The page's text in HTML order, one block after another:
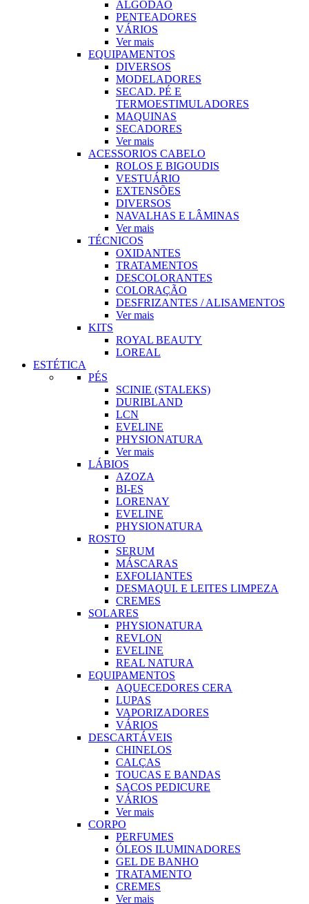
ALGODÃO
PENTEADORES
VÁRIOS
Ver mais
EQUIPAMENTOS
DIVERSOS
MODELADORES
SECAD. PÉ E
TERMOESTIMULADORES
MAQUINAS
SECADORES
Ver mais
ACESSORIOS CABELO
ROLOS E BIGOUDIS
VESTUÁRIO
EXTENSÕES
DIVERSOS
NAVALHAS E LÂMINAS
Ver mais
TÉCNICOS
OXIDANTES
TRATAMENTOS
DESCOLORANTES
COLORAÇÃO
DESFRIZANTES / ALISAMENTOS
Ver mais
KITS
ROYAL BEAUTY
LOREAL
ESTÉTICA
PÉS
SCINIE (STALEKS)
DURIBLAND
LCN
EVELINE
PHYSIONATURA
Ver mais
LÁBIOS
AZOZA
BI-ES
LORENAY
EVELINE
PHYSIONATURA
ROSTO
SERUM
MÁSCARAS
EXFOLIANTES
DESMAQUI. E LEITES LIMPEZA
CREMES
SOLARES
PHYSIONATURA
REVLON
EVELINE
REAL NATURA
EQUIPAMENTOS
AQUECEDORES CERA
LUPAS
VAPORIZADORES
VÁRIOS
DESCARTÁVEIS
CHINELOS
CALÇAS
TOUCAS E BANDAS
SACOS PEDICURE
VÁRIOS
Ver mais
CORPO
PERFUMES
ÓLEOS ILUMINADORES
GEL DE BANHO
TRATAMENTO
CREMES
Ver mais